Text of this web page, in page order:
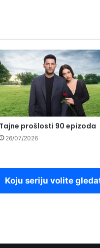
Tajne prošlosti 90 epizoda
26/07/2026
Koju seriju volite